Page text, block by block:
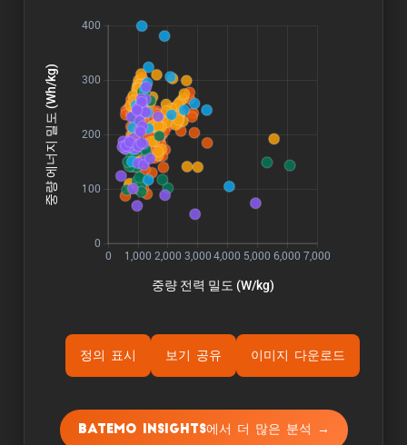
정의 표시 보기 공유 이미지 다운로드
용량은 주변 온도 25°C에서 100%에서 정전류
C/10으로 하한 전압에 도달할 때까지 셀을 방전
Batemo Insights에서 더 많은 분석 →